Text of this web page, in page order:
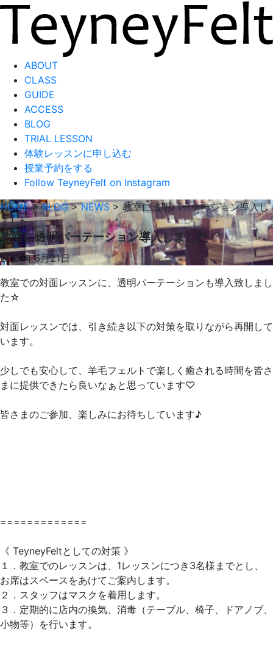
ABOUT
CLASS
GUIDE
ACCESS
BLOG
TRIAL LESSON
体験レッスンに申し込む
授業予約をする
Follow TeyneyFelt on Instagram
HOME>BLOG>NEWS > 教室に透明パーテーション導入し
ました
教室に透明パーテーション導入しました
2020年6月21日
教室での対面レッスンに、透明パーテーションも導入致しまし
た☆
対面レッスンでは、引き続き以下の対策を取りながら再開して
います。
少しでも安心して、羊毛フェルトで楽しく癒される時間を皆さ
まに提供できたら良いなぁと思っています♡
皆さまのご参加、楽しみにお待ちしています♪
=============
《 TeyneyFeltとしての対策 》
１．教室でのレッスンは、1レッスンにつき3名様までとし、
お席はスペースをあけてご案内します。
２．スタッフはマスクを着用します。
３．定期的に店内の換気、消毒（テーブル、椅子、ドアノブ、
小物等）を行います。